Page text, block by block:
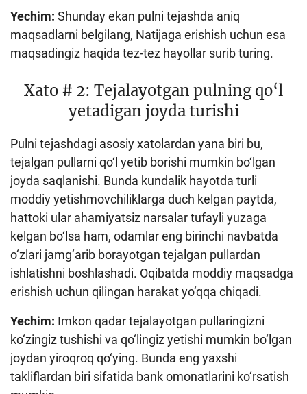
Yechim: Shunday ekan pulni tejashda aniq
maqsadlarni belgilang, Natijaga erishish uchun esa
maqsadingiz haqida tez-tez hayollar surib turing.
Xato # 2: Tejalayotgan pulning qo‘l
yetadigan joyda turishi
Pulni tejashdagi asosiy xatolardan yana biri bu,
tejalgan pullarni qo‘l yetib borishi mumkin bo‘lgan
joyda saqlanishi. Bunda kundalik hayotda turli
moddiy yetishmovchiliklarga duch kelgan paytda,
hattoki ular ahamiyatsiz narsalar tufayli yuzaga
kelgan bo‘lsa ham, odamlar eng birinchi navbatda
o‘zlari jamg‘arib borayotgan tejalgan pullardan
ishlatishni boshlashadi. Oqibatda moddiy maqsadga
erishish uchun qilingan harakat yo‘qqa chiqadi.
Yechim: Imkon qadar tejalayotgan pullaringizni
ko‘zingiz tushishi va qo‘lingiz yetishi mumkin bo‘lgan
joydan yiroqroq qo‘ying. Bunda eng yaxshi
takliflardan biri sifatida bank omonatlarini ko‘rsatish